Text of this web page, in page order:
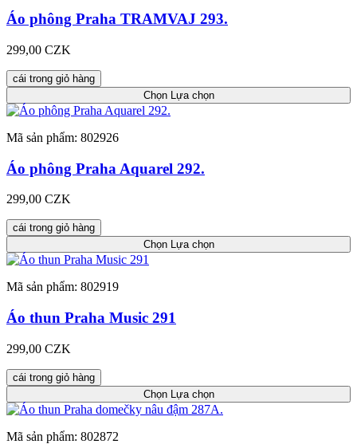
Áo phông Praha TRAMVAJ 293.
299,00 CZK
cái trong giỏ hàng
ChọnLựa chọn
Mã sản phẩm: 802926
Áo phông Praha Aquarel 292.
299,00 CZK
cái trong giỏ hàng
ChọnLựa chọn
Mã sản phẩm: 802919
Áo thun Praha Music 291
299,00 CZK
cái trong giỏ hàng
ChọnLựa chọn
Mã sản phẩm: 802872